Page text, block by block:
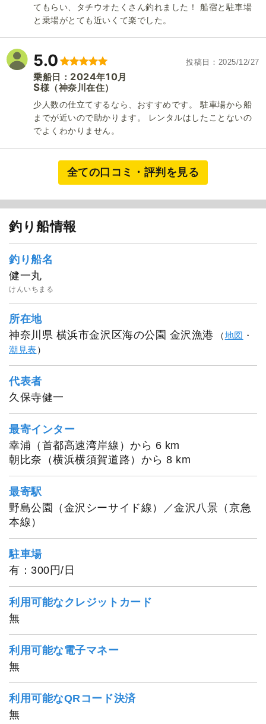
てもらい、タチウオたくさん釣れました！ 船宿と駐車場
と乗場がとても近いくて楽でした。
5.0 投稿日 2025/12/27
乗船日： 2024年10月
S様 （神奈川在住）
少人数の仕立てするなら、おすすめです。 駐車場から船
までが近いので助かります。 レンタルはしたことないの
でよくわかりません。
全ての口コミ・評判を見る
釣り船情報
釣り船名
健一丸
けんいちまる
所在地
神奈川県 横浜市金沢区海の公園 金沢漁港
（地図 ・
潮見表）
代表者
久保寺健一
最寄インター
幸浦（首都高速湾岸線）から 6 km
朝比奈（横浜横須賀道路）から 8 km
最寄駅
野島公園（金沢シーサイド線）／金沢八景（京急
本線）
駐車場
有：300円/日
利用可能なクレジットカード
無
利用可能な電子マネー
無
利用可能なQRコード決済
無